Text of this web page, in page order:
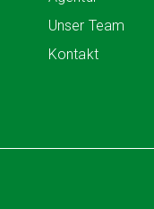
Unser Team
Kontakt